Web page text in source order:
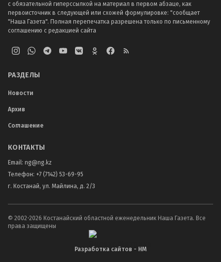
с обязательной гиперссылкой на материал в первом абзаце, как
первоисточник в следующей или схожей формулировке: "сообщает
"Наша Газета". Полная перепечатка разрешена только по письменному
соглашению с редакцией сайта
РАЗДЕЛЫ
Новости
Архив
Соглашение
КОНТАКТЫ
Email: ng@ng.kz
Телефон: +7 (7142) 53-69-95
г. Костанай, ул. Майлина, д. 2/3
© 2002-2026 Костанайский областной еженедельник Наша Газета. Все
права защищены
Разработка сайтов - НМ